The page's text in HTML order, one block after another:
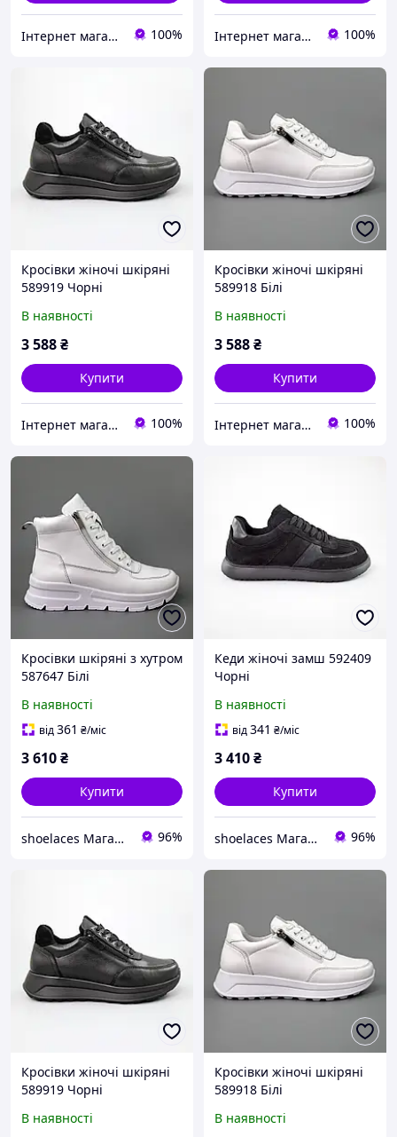
Інтернет магазин Фенікс 24 100% Інтернет магазин Фенікс 24 100%
Кросівки жіночі шкіряні
589919 Чорні
В наявності
3 588₴
Купити
Інтернет магазин Фенікс 24 100%
Кросівки жіночі шкіряні
589918 Білі
В наявності
3 588₴
Купити
Інтернет магазин Фенікс 24 100%
Кросівки шкіряні з хутром
587647 Білі
В наявності
від361 ₴/міс
3 610₴
Купити
shoelaces Магазин одягу і взуття на кожний день 96%
Кеди жіночі замш 592409
Чорні
В наявності
від341 ₴/міс
3 410₴
Купити
shoelaces Магазин одягу і взуття на кожний день 96%
Кросівки жіночі шкіряні
589919 Чорні
В наявності
Кросівки жіночі шкіряні
589918 Білі
В наявності